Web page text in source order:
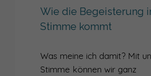
Wie die Begeisterung
Stimme kommt
Was meine ich damit? Mit
Stimme können wir ganz